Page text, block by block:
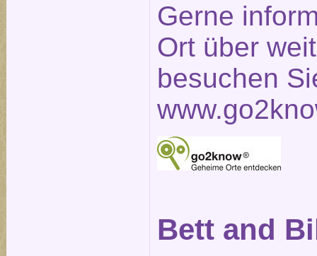
Gerne
Ort über
besuchen
Bett and